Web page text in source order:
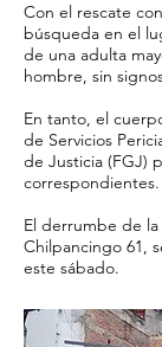
Con el rescate
búsqueda en el
de una adulta
hombre, sin
En tanto, el
de Servicios
de Justicia (FGJ)
correspondientes.
El derrumbe de
Chilpancingo 61,
este sábado.